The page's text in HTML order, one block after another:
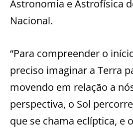
Astronomia e Astrofísica
Nacional.
“Para compreender o
preciso imaginar a Terra
movendo em relação a
perspectiva, o Sol
que se chama eclíptica, e